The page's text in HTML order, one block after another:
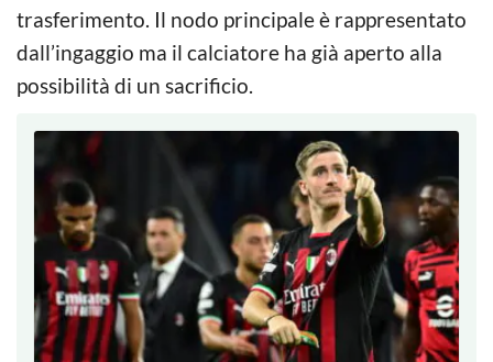
trasferimento. Il nodo principale è rappresentato
dall’ingaggio ma il calciatore ha già aperto alla
possibilità di un sacrificio.